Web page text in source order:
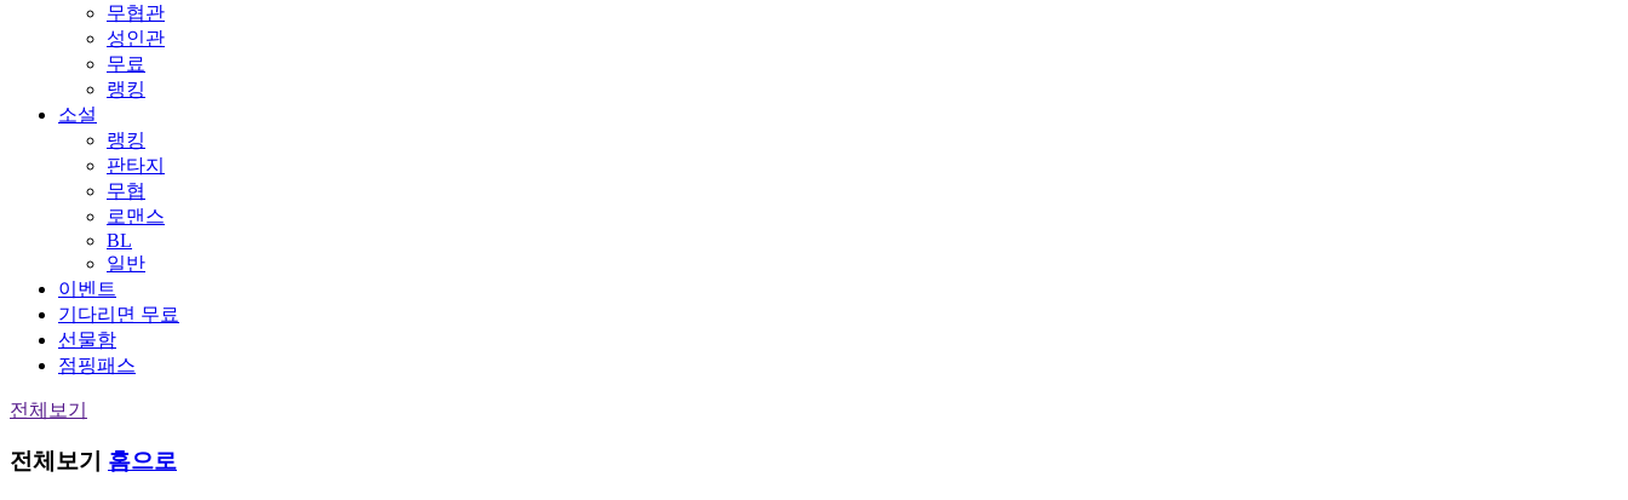
무협관
성인관
무료
랭킹
소설
랭킹
판타지
무협
로맨스
BL
일반
이벤트
기다리면 무료
선물함
점핑패스
전체보기
전체보기 홈으로